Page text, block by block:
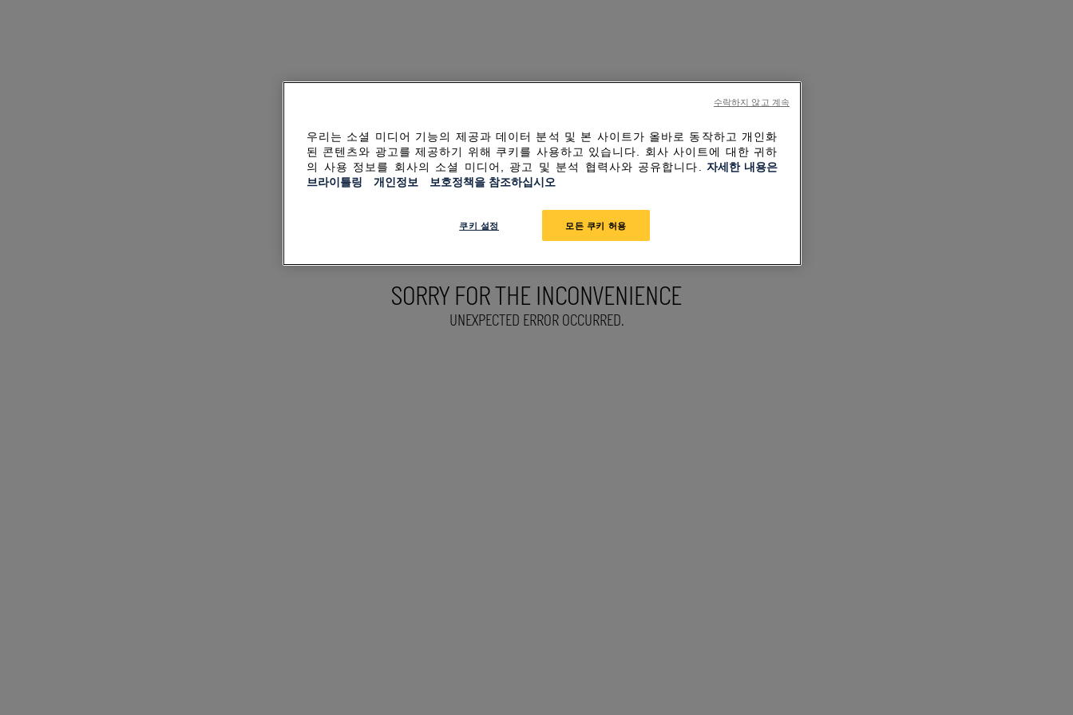
SORRY FOR THE INCONVENIENCE
UNEXPECTED ERROR OCCURRED.
우리는 소셜 미디어 기능의 제공과 데이터 분석 및 본 사이트가 올바로 동작하고 개인화
된 콘텐츠와 광고를 제공하기 위해 쿠키를 사용하고 있습니다. 회사 사이트에 대한 귀하
의 사용 정보를 회사의 소셜 미디어, 광고 및 분석 협력사와 공유합니다. 자세한 내용은
브라이틀링 개인정보 보호정책을 참조하십시오
쿠키 설정 모든 쿠키 허용
수락하지 않고 계속